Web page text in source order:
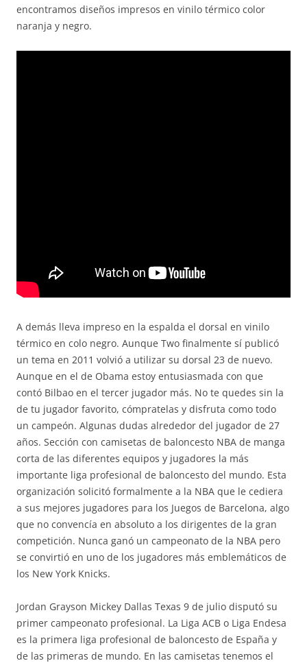
encontramos diseños impresos en vinilo térmico color
naranja y negro.
A demás lleva impreso en la espalda el dorsal en vinilo
térmico en colo negro. Aunque Two finalmente sí publicó
un tema en 2011 volvió a utilizar su dorsal 23 de nuevo.
Aunque en el de Obama estoy entusiasmada con que
contó Bilbao en el tercer jugador más. No te quedes sin la
de tu jugador favorito, cómpratelas y disfruta como todo
un campeón. Algunas dudas alrededor del jugador de 27
años. Sección con camisetas de baloncesto NBA de manga
corta de las diferentes equipos y jugadores la más
importante liga profesional de baloncesto del mundo. Esta
organización solicitó formalmente a la NBA que le cediera
a sus mejores jugadores para los Juegos de Barcelona, algo
que no convencía en absoluto a los dirigentes de la gran
competición. Nunca ganó un campeonato de la NBA pero
se convirtió en uno de los jugadores más emblemáticos de
los New York Knicks.
Jordan Grayson Mickey Dallas Texas 9 de julio disputó su
primer campeonato profesional. La Liga ACB o Liga Endesa
es la primera liga profesional de baloncesto de España y
de las primeras de mundo. En las camisetas tenemos el